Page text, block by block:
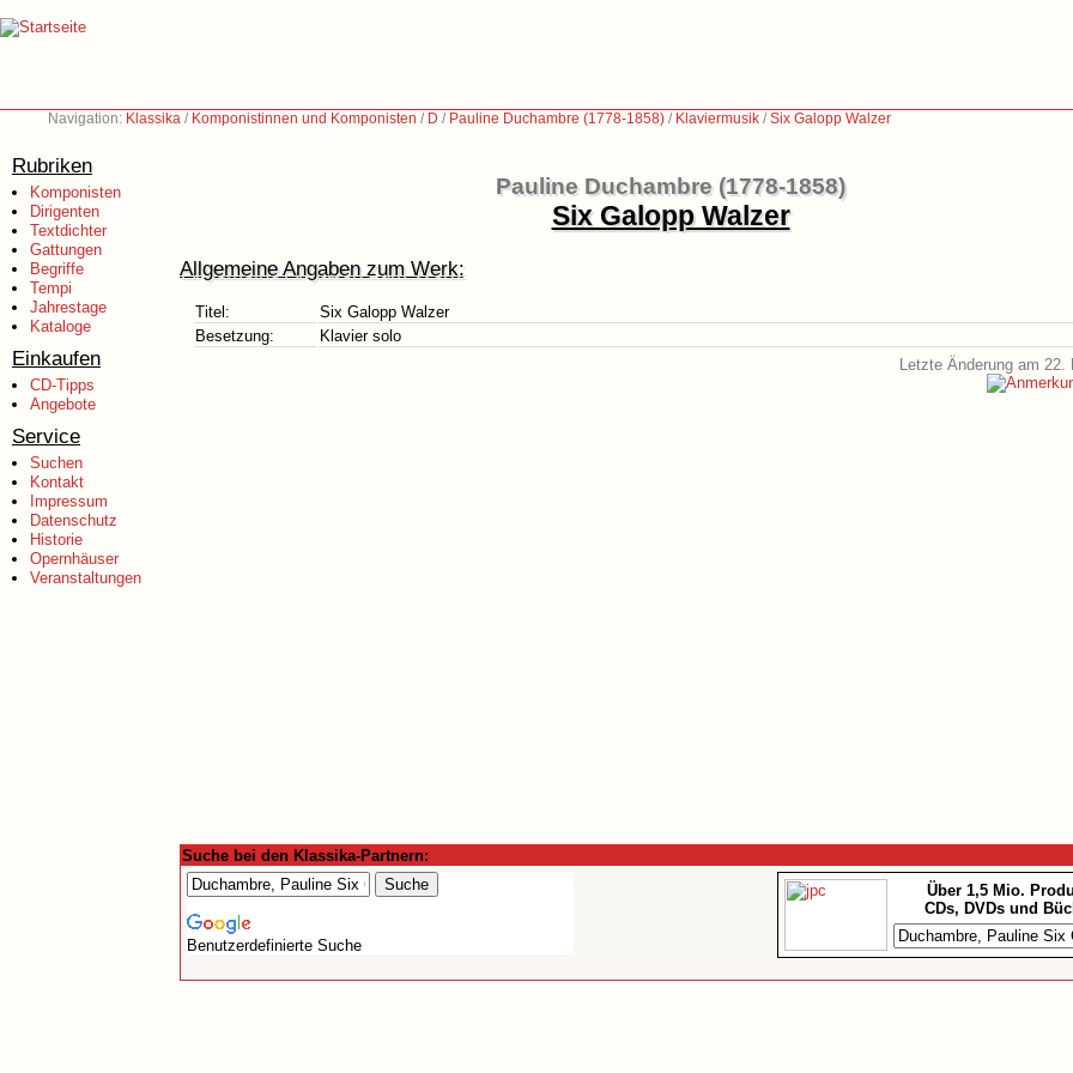
Navigation: Klassika / Komponistinnen und Komponisten / D / Pauline Duchambre (1778-1858) / Klaviermusik /Six Galopp Walzer
Rubriken
Komponisten
Dirigenten
Textdichter
Gattungen
Begriffe
Tempi
Jahrestage
Kataloge
Einkaufen
CD-Tipps
Angebote
Service
Suchen
Kontakt
Impressum
Datenschutz
Historie
Opernhäuser
Veranstaltungen
Pauline Duchambre (1778-1858)
Six Galopp Walzer
Allgemeine Angaben zum Werk:
Titel:
Six Galopp Walzer
Besetzung:
Klavier solo
Letzte Änderung am 22.
Suche bei den Klassika-Partnern:
Benutzerdefinierte Suche
Über 1,5 Mio.
CDs, DVDs und